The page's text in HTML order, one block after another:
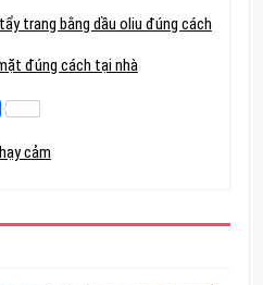
trang bằng dầu oliu đúng cách
đúng cách tại nhà
Facebook
cảm